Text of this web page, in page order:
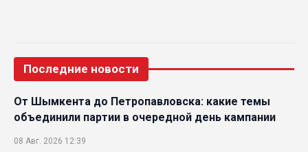
Последние новости
От Шымкента до Петропавловска: какие темы
объединили партии в очередной день кампании
08 Авг. 2026 12:39